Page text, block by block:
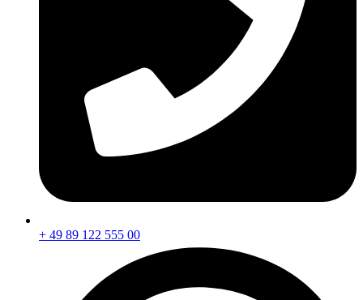
+ 49 89 122 555 00